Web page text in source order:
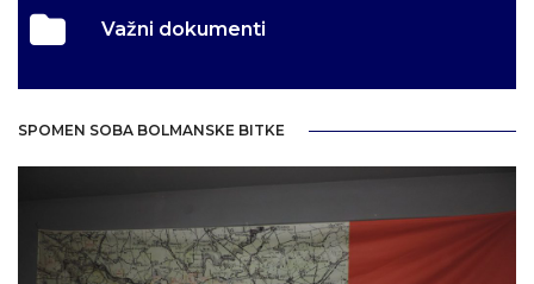
Važni dokumenti
SPOMEN SOBA BOLMANSKE BITKE